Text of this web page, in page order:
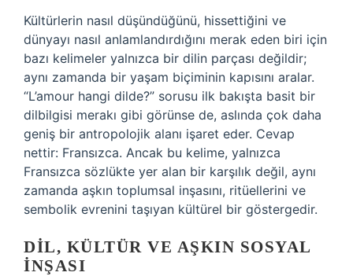
Kültürlerin nasıl düşündüğünü, hissettiğini ve
dünyayı nasıl anlamlandırdığını merak eden biri için
bazı kelimeler yalnızca bir dilin parçası değildir;
aynı zamanda bir yaşam biçiminin kapısını aralar.
“L’amour hangi dilde?” sorusu ilk bakışta basit bir
dilbilgisi merakı gibi görünse de, aslında çok daha
geniş bir antropolojik alanı işaret eder. Cevap
nettir: Fransızca. Ancak bu kelime, yalnızca
Fransızca sözlükte yer alan bir karşılık değil, aynı
zamanda aşkın toplumsal inşasını, ritüellerini ve
sembolik evrenini taşıyan kültürel bir göstergedir.
DIL, KÜLTÜR VE AŞKIN SOSYAL
İNŞASI